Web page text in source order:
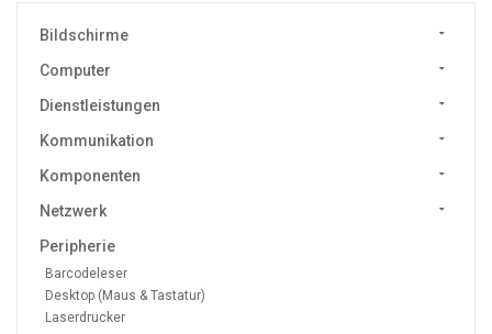
Bildschirme
Computer
Dienstleistungen
Kommunikation
Komponenten
Netzwerk
Peripherie
Barcodeleser
Desktop (Maus & Tastatur)
Laserdrucker